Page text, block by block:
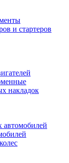
и стартеров
накладок
автомобилей